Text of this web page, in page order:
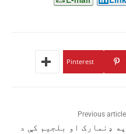
Pinterest
Previous article
په ډنمارک او بلجیم کې د